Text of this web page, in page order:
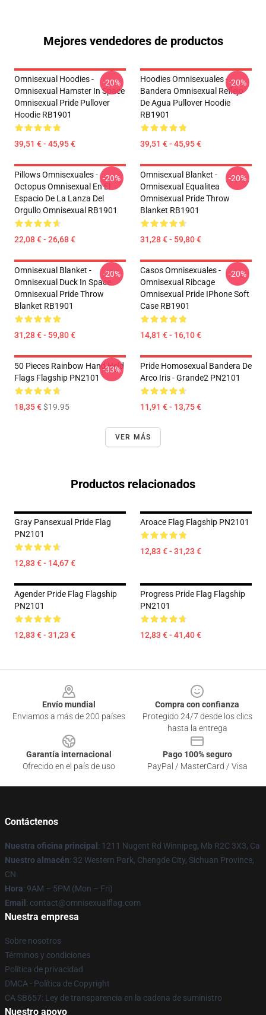
Mejores vendedores de productos
Omnisexual Hoodies -
Omnisexual Hamster In Space
Omnisexual Pride Pullover
Hoodie RB1901
39,51 € - 45,95 €
-20%
Hoodies Omnisexuales -
Bandera Omnisexual Reflejo
De Agua Pullover Hoodie
RB1901
39,51 € - 45,95 €
-20%
Pillows Omnisexuales -
Octopus Omnisexual En El
Espacio De La Lanza Del
Orgullo Omnisexual RB1901
22,08 € - 26,68 €
-20%
Omnisexual Blanket -
Omnisexual Equalitea
Omnisexual Pride Throw
Blanket RB1901
31,28 € - 59,80 €
-20%
Omnisexual Blanket -
Omnisexual Duck In Space
Omnisexual Pride Throw
Blanket RB1901
31,28 € - 59,80 €
-20%
Casos Omnisexuales -
Omnisexual Ribcage
Omnisexual Pride IPhone Soft
Case RB1901
14,81 € - 16,10 €
-20%
50 Pieces Rainbow Hand Held
Flags Flagship PN2101
18,35 €$19.95
-33%
Pride Homosexual Bandera De
Arco Iris - Grande2 PN2101
11,91 € - 13,75 €
VER MÁS
Productos relacionados
Gray Pansexual Pride Flag
PN2101
12,83 € - 14,67 €
Aroace Flag Flagship PN2101
12,83 € - 31,23 €
Agender Pride Flag Flagship
PN2101
12,83 € - 31,23 €
Progress Pride Flag Flagship
PN2101
12,83 € - 41,40 €
Envío mundial
Enviamos a más de 200 países
Compra con confianza
Protegido 24/7 desde los clics
hasta la entrega
Garantía internacional
Ofrecido en el país de uso
Pago 100% seguro
PayPal / MasterCard / Visa
Contáctenos
Nuestra oficina principal : 1211 Nugent Rd Winnipeg, Mb R2C 3X3, Ca
Nuestro almacén: 32 Western Park, Chengde City, Sichuan Province,
CN
Hora: 9AM – 5PM (Mon – Fri)
Email : contact@omnisexualflag.com
Nuestra empresa
Sobre nosotros
Términos y condiciones
Política de privacidad
DMCA - Política de Copyright
CA SB657: Ley de transparencia en la cadena de suministro
Nuestro apoyo